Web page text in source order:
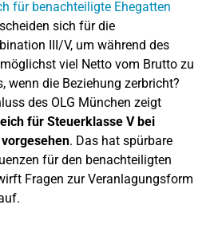
sich für die
III/V, um während des
viel Netto vom Brutto zu
wenn die Beziehung zerbricht?
des OLG München zeigt
für Steuerklasse V bei
. Das hat spürbare
für den benachteiligten
Fragen zur Veranlagungsform